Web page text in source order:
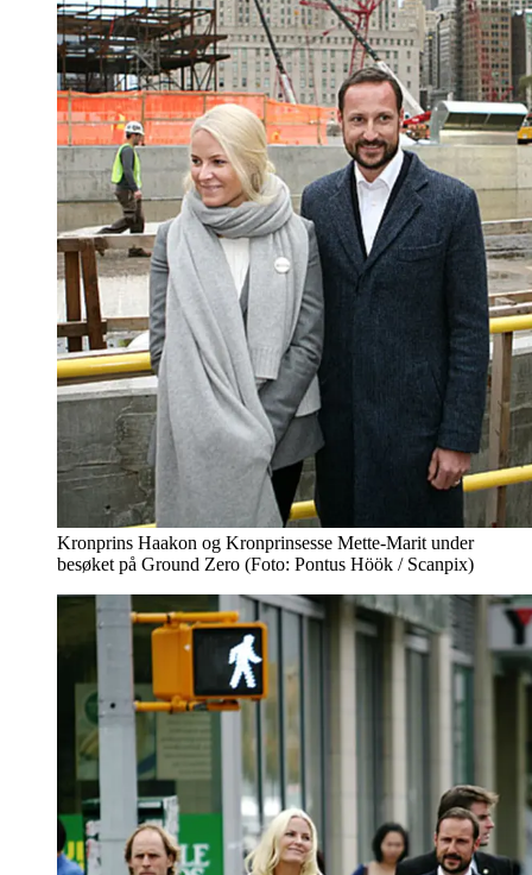
Kronprins Haakon og Kronprinsesse Mette-Marit under
besøket på Ground Zero (Foto: Pontus Höök / Scanpix)